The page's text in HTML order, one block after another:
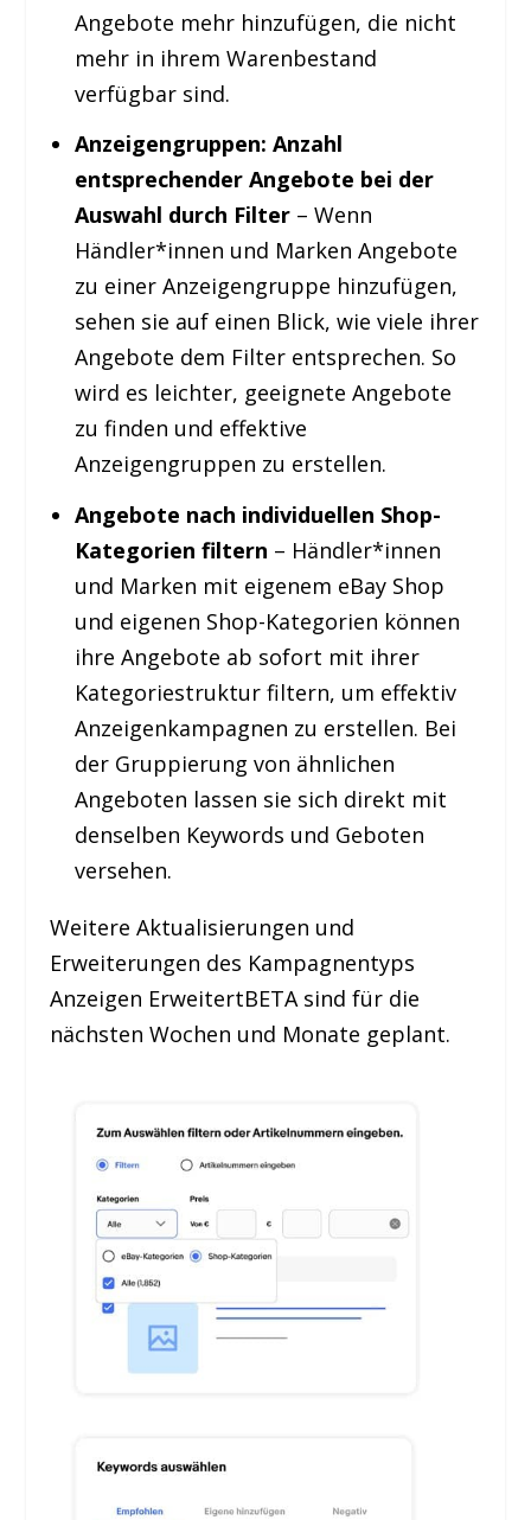
Angebote mehr hinzufügen, die nicht
mehr in ihrem Warenbestand
verfügbar sind.
Anzeigengruppen: Anzahl
entsprechender Angebote bei der
Auswahl durch Filter– Wenn
Händler*innen und Marken Angebote
zu einer Anzeigengruppe hinzufügen,
sehen sie auf einen Blick, wie viele ihrer
Angebote dem Filter entsprechen. So
wird es leichter, geeignete Angebote
zu finden und effektive
Anzeigengruppen zu erstellen.
Angebote nach individuellen Shop-
Kategorien filtern – Händler*innen
und Marken mit eigenem eBay Shop
und eigenen Shop-Kategorien können
ihre Angebote ab sofort mit ihrer
Kategoriestruktur filtern, um effektiv
Anzeigenkampagnen zu erstellen. Bei
der Gruppierung von ähnlichen
Angeboten lassen sie sich direkt mit
denselben Keywords und Geboten
versehen.
Weitere Aktualisierungen und
Erweiterungen des Kampagnentyps
Anzeigen ErweitertBETA sind für die
nächsten Wochen und Monate geplant.